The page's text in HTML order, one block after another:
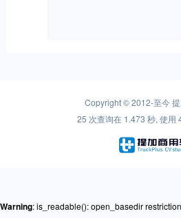
Copyright © 2012-至今
25 次查询在 1.473 秒, 使用
Warning: is_readable(): open_basedir